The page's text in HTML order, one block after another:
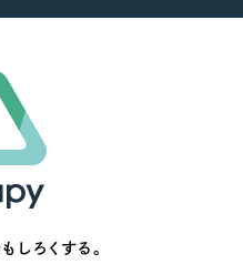
しろくする。